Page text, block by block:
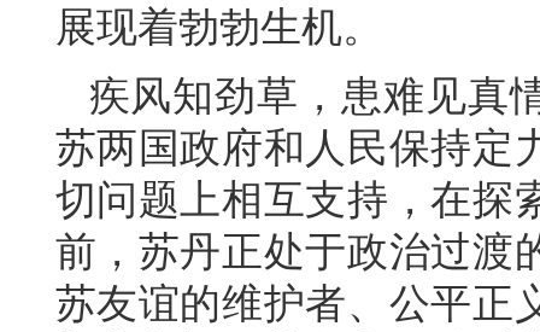
展现着勃勃生机。
疾风知劲草，患难见真
苏两国政府和人民保持定
切问题上相互支持，在探
前，苏丹正处于政治过渡
苏友谊的维护者、公平正